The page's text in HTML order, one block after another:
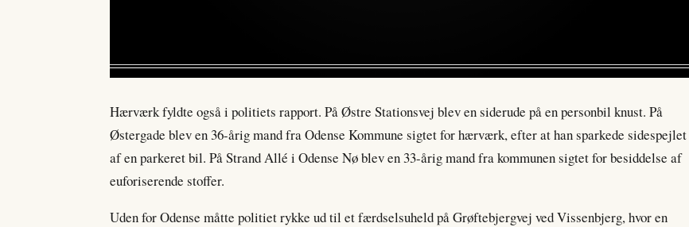
Hærværk fyldte også i politiets rapport. På Østre Stationsvej blev en siderude på en personbil knust. På
Østergade blev en 36-årig mand fra Odense Kommune sigtet for hærværk, efter at han sparkede sidespejlet
af en parkeret bil. På Strand Allé i Odense Nø blev en 33-årig mand fra kommunen sigtet for besiddelse af
euforiserende stoffer.
Uden for Odense måtte politiet rykke ud til et færdselsuheld på Grøftebjergvej ved Vissenbjerg, hvor en